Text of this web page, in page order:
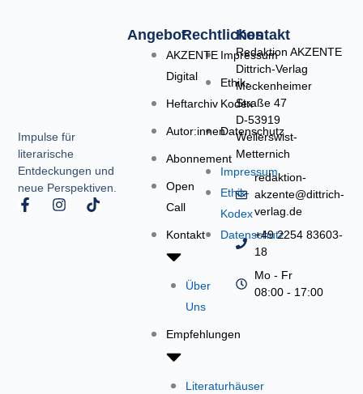
Impulse für
literarische
Entdeckungen und
neue Perspektiven.
F
a
I
n
T
i
Rechtliches
Impressum
Ethik-
Kodex
Datenschutz
Impressum
Ethik-
Kodex
Datenschutz
Angebot
AKZENTE
Digital
Heftarchiv
Autor:innen
Abonnement
Open
Call
Kontakt
Über
Uns
Empfehlungen
Literaturhäuser
Kontakt
Redaktion AKZENTE
Dittrich-Verlag
Meckenheimer
Straße 47
D-53919
Weilerswist-
Metternich
redaktion-
akzente@dittrich-
verlag.de
+49 2254 83603-
18
Mo - Fr
08:00 - 17:00